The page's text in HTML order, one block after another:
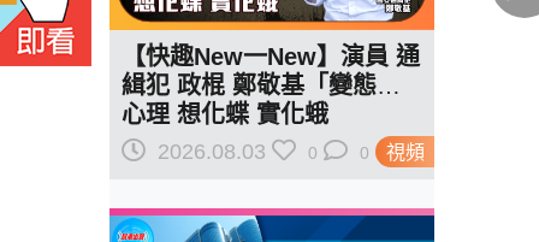
視頻
【快趣New一New】演員 通
緝犯 政棍 鄭敬基「變態」
心理 想化蝶 實化蛾
2026.08.03 0 0